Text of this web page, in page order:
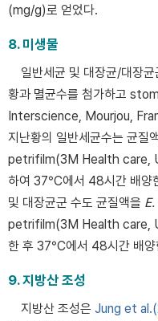
(mg/g)로 얻었다.
8. 미생물
일반세균 및 대장균/대장
황과 멸균수를 첨가하고
Interscience, Mourjou,
지난황의 일반세균수는 균
petrifilm(3M Health care,
하여 37°C에서 48시간 배양
및 대장균군 수도 균질액을
petrifilm(3M Health care,
한 후 37°C에서 48시간 배
9. 지방산 조성
지방산 조성은 Jung et